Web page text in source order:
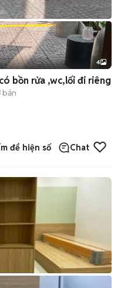
4
bồn rửa ,wc,lối đi riêng
bản
để hiện số Chat